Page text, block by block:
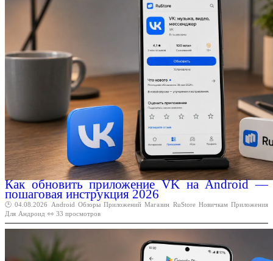
Как обновить приложение VK на Android —
пошаговая инструкция 2026
🕑 04.08.2026 Android Обзоры Приложений Магазин RuStore Новичкам Приложения
Для Андроид 👀 33 просмотров